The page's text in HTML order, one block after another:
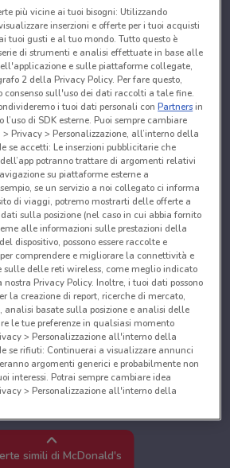
simili di McDonald's
più vicine ai tuoi bisogni: Utilizzando
inserzioni e offerte per i tuoi acquisti
tuoi gusti e al tuo mondo. Tutto questo è
di strumenti e analisi effettuate in base alle
e sulle piattaforme collegate,
2 della Privacy Policy. Per fare questo,
consenso sull'uso dei dati raccolti a tale fine.
i tuoi dati personali conPartnersin
di SDK esterne. Puoi sempre cambiare
Privacy > Personalizzazione, all’interno della
se accetti: Le inserzioni pubblicitarie che
potranno trattare di argomenti relativi
su piattaforme esterne a
se un servizio a noi collegato ci informa
di viaggi, potremo mostrarti delle offerte a
sulla posizione (nel caso in cui abbia fornito
alle informazioni sulle prestazioni della
dispositivo, possono essere raccolte e
comprendere e migliorare la connettività e
sulle delle reti wireless, come meglio indicato
Privacy Policy. Inoltre, i tuoi dati possono
la creazione di report, ricerche di mercato,
analisi basate sulla posizione e analisi delle
le tue preferenze in qualsiasi momento
> Personalizzazione all'interno della
se rifiuti: Continuerai a visualizzare annunci
argomenti generici e probabilmente non
interessi. Potrai sempre cambiare idea
> Personalizzazione all'interno della
trattiamo i dati per fornire:
precisi. Scansione attiva delle
ai fini dell’identificazione. Archiviare